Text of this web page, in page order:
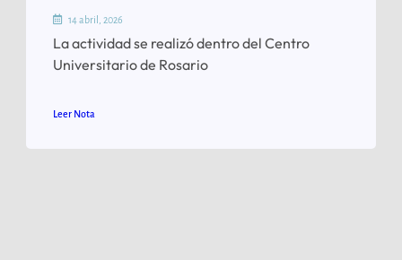
14 abril, 2026
La actividad se realizó dentro del Centro
Universitario de Rosario
Leer Nota